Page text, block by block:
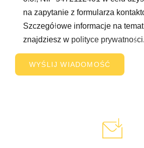
na zapytanie z formularza
Szczegółowe informacje na
znajdziesz w polityce prywatności.